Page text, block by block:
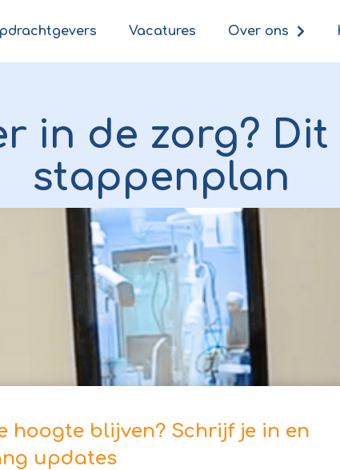
Vacatures Over ons
in de zorg?
stappenplan
Tamim Lalee November 10, 2023
hoogte blijven? Schrijf je in en
updates